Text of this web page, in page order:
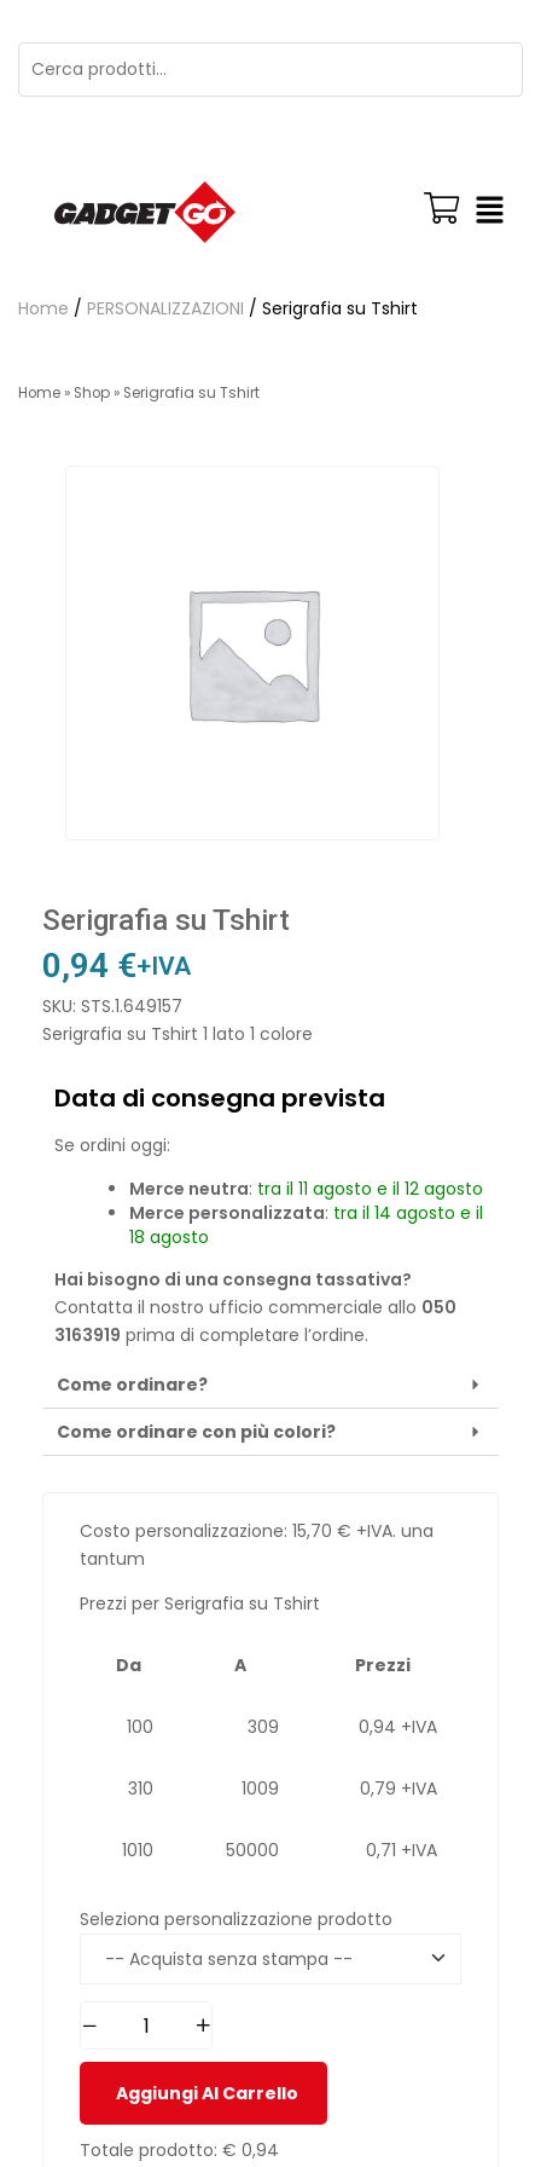
Home / PERSONALIZZAZIONI / Serigrafia su Tshirt
Home » Shop » Serigrafia su Tshirt
Serigrafia su Tshirt
0,94 €+IVA
SKU: STS.1.649157
Serigrafia su Tshirt 1 lato 1 colore
Data di consegna prevista
Se ordini oggi:
Merce neutra: tra il 11 agosto e il 12 agosto
Merce personalizzata: tra il 14 agosto e il
18 agosto
Hai bisogno di una consegna tassativa?
Contatta il nostro ufficio commerciale allo 050
3163919 prima di completare l’ordine.
Come ordinare?
Come ordinare con più colori?
Costo personalizzazione: 15,70 € +IVA. una
tantum
Prezzi per Serigrafia su Tshirt
Da A Prezzi
100 309 0,94 +IVA
310 1009 0,79 +IVA
1010 50000 0,71 +IVA
Seleziona personalizzazione prodotto
Aggiungi Al Carrello
Totale prodotto: € 0,94